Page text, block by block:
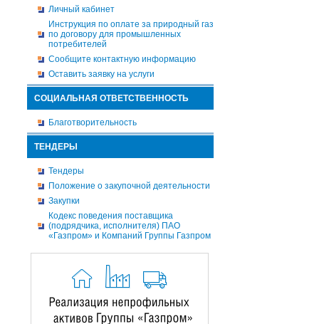
Личный кабинет
Инструкция по оплате за природный газ
по договору для промышленных
потребителей
Сообщите контактную информацию
Оставить заявку на услуги
СОЦИАЛЬНАЯ ОТВЕТСТВЕННОСТЬ
Благотворительность
ТЕНДЕРЫ
Тендеры
Положение о закупочной деятельности
Закупки
Кодекс поведения поставщика
(подрядчика, исполнителя) ПАО
«Газпром» и Компаний Группы Газпром